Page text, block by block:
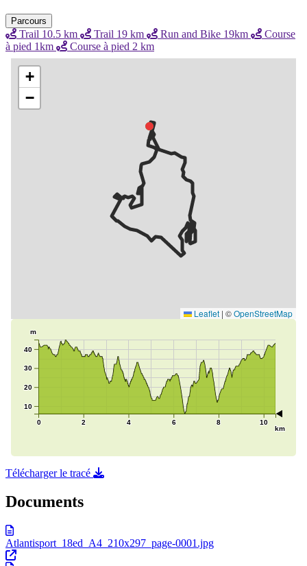
Parcours
Trail 10.5 km Trail 19 km Run and Bike 19km
Course
à pied 1km
Course à pied 2 km
Télécharger le tracé
Documents
Atlantisport_18ed_A4_210x297_page-0001.jpg